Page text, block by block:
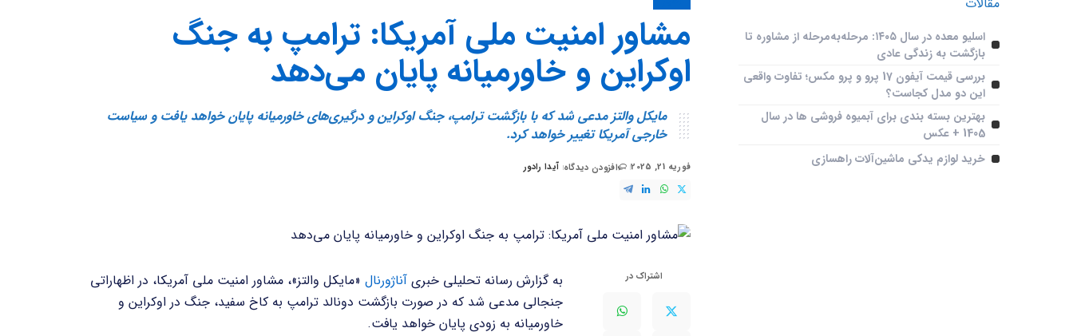
آپشن‌ ها و قیمت روز ماشین‌
ها
مشاور امنیت ملی آمریکا: ترامپ به جنگ
اوکراین و خاورمیانه پایان می‌دهد
مایکل والتز مدعی شد که با بازگشت ترامپ، جنگ اوکراین و درگیری‌های خاورمیانه پایان خواهد یافت و سیاست
خارجی آمریکا تغییر خواهد کرد.
فوریه 21, 2025 افزودن دیدگاهارسال
آیدا رادور
اشتراک در به گزارش رسانه تحلیلی خبری آناژورنال«مایکل والتز»، مشاور امنیت ملی آمریکا، در اظهاراتی
جنجالی مدعی شد که در صورت بازگشت دونالد ترامپ به کاخ سفید، جنگ در اوکراین و
خاورمیانه به زودی پایان خواهد یافت.
اسلیو معده در سال ۱۴۰۵: مرحله‌به‌مرحله از مشاوره تا
بازگشت به زندگی عادی
بررسی قیمت آیفون 17 پرو و پرو مکس؛ تفاوت واقعی
این دو مدل کجاست؟
بهترین بسته بندی برای آبمیوه فروشی ها در سال
1405 + عکس
خرید لوازم یدکی ماشین‌آلات راهسازی